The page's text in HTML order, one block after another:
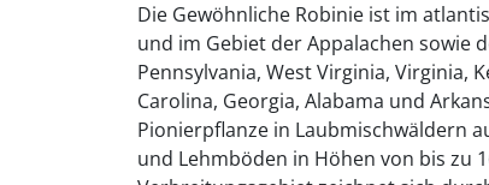
Die Gewöhnliche Robinie ist im
und im Gebiet der Appalachen sowie
Pennsylvania, West Virginia, Virginia,
Carolina, Georgia, Alabama und
Pionierpflanze in Laubmischwäldern
und Lehmböden in Höhen von bis zu